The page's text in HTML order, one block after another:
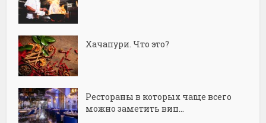
Хачапури. Что это?
Рестораны в которых чаще всего
можно заметить вип...